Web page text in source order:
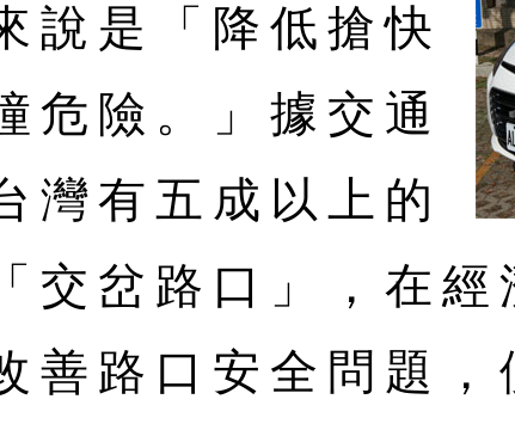
說是「降低搶快
危險。」據交通
灣有五成以上的
交岔路口」，在經
善路口安全問題，